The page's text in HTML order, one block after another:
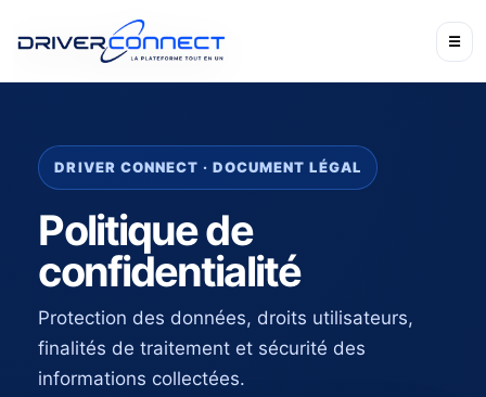
☰
DRIVER CONNECT · DOCUMENT LÉGAL
Politique de
confidentialité
Protection des données, droits utilisateurs,
finalités de traitement et sécurité des
informations collectées.